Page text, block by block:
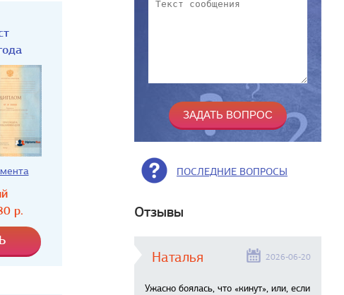
р.
ПОСЛЕДНИЕ ВОПРОСЫ
Отзывы
Наталья 2026-06-20
Ужасно боялась, что «кинут», или, если